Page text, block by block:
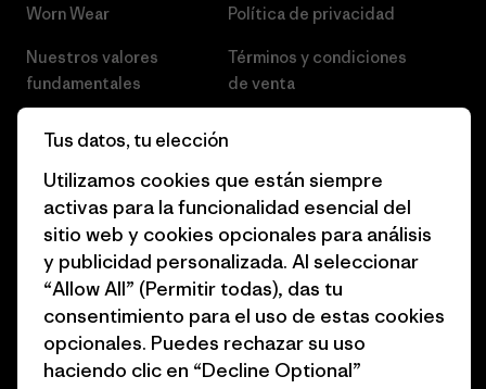
Worn Wear
Nuestros valores
fundamentales
Business Unusual
Objetivos climáticos
1% for the Planet
Cómo financiamos
Tarjetas regalo
Política de privacidad
Términos y condiciones
de venta
Empleo
Prensa
Programa para profesionales
del sector
Programa de afiliados
Mapa del sitio Patagonia
Tus datos, tu elección
Utilizamos cookies que están siempre
activas para la funcionalidad esencial del
sitio web y cookies opcionales para análisis
y publicidad personalizada. Al seleccionar
“Allow All” (Permitir todas), das tu
consentimiento para el uso de estas cookies
opcionales. Puedes rechazar su uso
haciendo clic en “Decline Optional”